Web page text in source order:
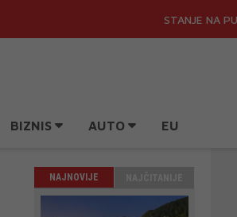
STANJE NA
BIZNIS AUTO EU
NAJNOVIJE